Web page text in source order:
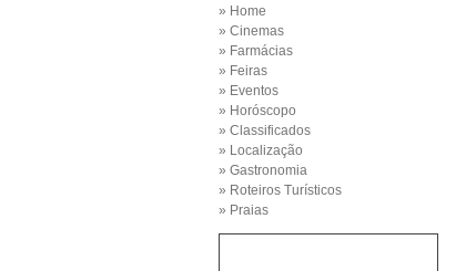
» Home
» Cinemas
» Farmácias
» Feiras
» Eventos
» Horóscopo
» Classificados
» Localização
» Gastronomia
» Roteiros Turísticos
» Praias